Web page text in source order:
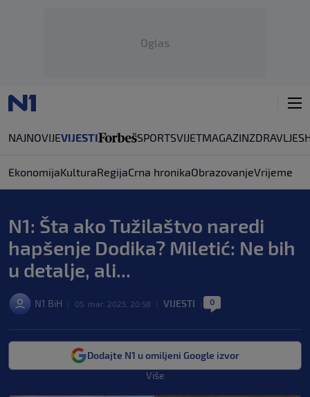
Oglas
NAJNOVIJEVIJESTI SPORTSVIJETMAGAZINZDRAVLJE
EkonomijaKulturaRegijaCrna hronikaObrazovanjeVrijeme
N1: Šta ako Tužilaštvo naredi
hapšenje Dodika? Miletić: Ne bih
u detalje, ali...
N1 BiH 05. mar. 2025. 20:58 VIJESTI 0
Dodajte N1 u omiljeni Google izvor
Više